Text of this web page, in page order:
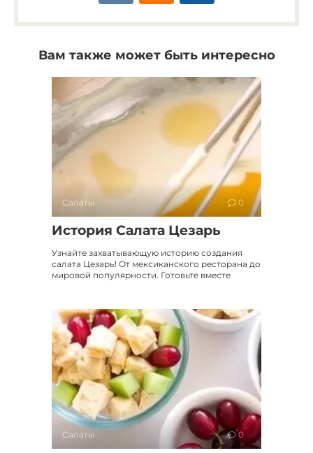
Вам также может быть интересно
Салаты 0
История Салата Цезарь
Узнайте захватывающую историю создания
салата Цезарь! От мексиканского ресторана до
мировой популярности. Готовьте вместе
Салаты 0